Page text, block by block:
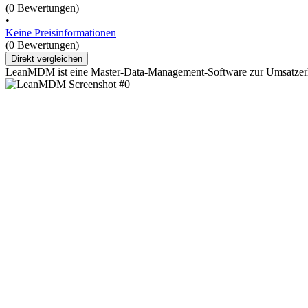
(0 Bewertungen)
•
Keine Preisinformationen
(0 Bewertungen)
Direkt vergleichen
LeanMDM ist eine Master-Data-Management-Software zur